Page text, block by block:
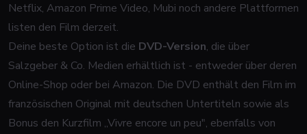
Netflix, Amazon Prime Video, Mubi noch andere Plattformen
listen den Film derzeit.
Deine beste Option ist die DVD-Version, die über
Salzgeber & Co. Medien erhältlich ist - entweder über deren
Online-Shop oder bei Amazon. Die DVD enthält den Film im
französischen Original mit deutschen Untertiteln sowie als
Bonus den Kurzfilm „Vivre encore un peu", ebenfalls von